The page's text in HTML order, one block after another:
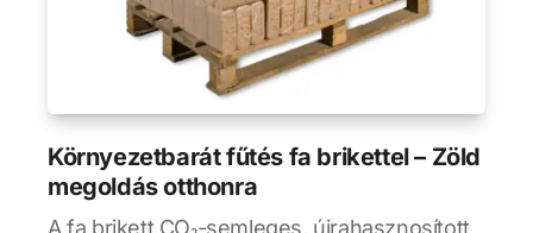
Környezetbarát fűtés fa brikettel – Zöld
megoldás otthonra
A fa brikett CO₂-semleges, újrahasznosított